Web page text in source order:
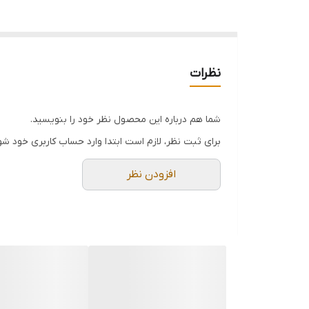
نظرات
شما هم درباره این محصول نظر خود را بنویسید.
برای ثبت نظر، لازم است ابتدا وارد حساب کاربری خود
افزودن نظر